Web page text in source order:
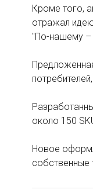
Кроме того,
отражал
"По-нашему –
около 150
Новое
собственные